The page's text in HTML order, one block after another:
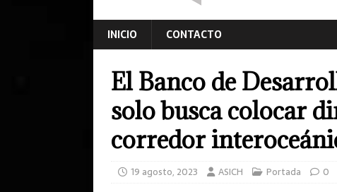
INICIO CONTACTO
El Banco de
solo busca colocar
corredor
19 agosto, 2023 ASICH Portada 0